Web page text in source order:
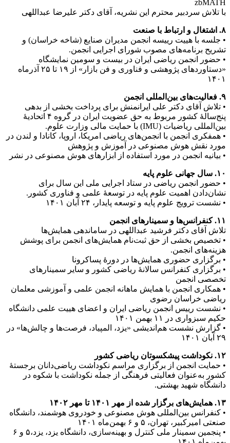
zbMATH
با تلاش سردبیر محترم این نشریه، آقای دکتر علیرضا عبداللهی
۸. اشتغال و ارتباط با صنعت
• جلسه با هییت رییسه انجمن مدیران صنایع (شاخه خراسان) و
تشریح برنامه‌های مصوب شورای اجرایی انجمن.
• حضور انجمن ریاضی ایران در بیست و سومین نمایشگاه
«دستاوردهای پژوهشی و فناوری و فن بازار» از ۱۹ تا ۲۵ آذرماه
۱۴۰۱
۹. فعالیت‌های بین‌المللی انجمن
• تلاش آقای دکتر علی ایرانمنش برای پرداخت بخشی از بدهی
پنج‌سالۀ کشور مربوط به حق عضویت ایران در گروه ۴ اتحادیۀ
بین‌المللی ریاضیات (IMU) با حمایت مالی وزارت علوم.
• همفکری انجمن با انجمن‌های ریاضی امریکا، اروپا، کانادا و لندن در
مورد نقش هوش مصنوعی در آموزش و پژوهش
• بیانیه انجمن در مورد استفاده از ابزارهای هوش مصنوعی در نشر
۱۰. سال جهانی علوم پایه
• حضور انجمن ریاضی در ستاد اجرایی ملی این سال برای
نشان‌دادن اهمیت علوم پایه در توسعۀ علمی و فناوری کشور.
• نشست ترویج علوم پایه و توسعه پایدار، ۲۴ آبان ۱۴۰۱
۱۱. کنفرانس‌ها و سمینارهای انجمن
تلاش آقای دکتر فرشید عبداللهی در ساماندهی همایش‌ها
• تخصیص بخشی از حق ثبت‌نام همایش‌های انجمن برای پوشش
هزینه‌های انجمن.
• برگزاری حضوری همایش‌ها در دورۀ پساکرونا
• برگزاری کنفرانس سالانۀ ریاضی کشور و سایر سمینارهای
تخصصی انجمن
• همکاری انجمن با همایش ماهانه انجمن علمی و آموزشی معلمان
ریاضی خراسان رضوی
• نشست رییس انجمن ریاضی ایران و اعضای هییت علمی دانشگاه
حکیم سبزواری در ۱۱ بهمن ۱۴۰۱
• گزارش نشست هم‌اندیشی «یزد، المپیاد، فرصت‌ها و چالش‌ها» در
۲۹ آبان ۱۴۰۱
۱۲. نکوداشت پیشکسوتان ریاضی کشور
• حمایت انجمن از برگزاری مراسم نکوداشت ریاضی‌دانان برجستۀ
کشور به‌عنوان فعالیتی فرهنگی از جمله نکوداشت با شکوه در
دانشگاه شهید بهشتی.
۱۳. همایش‌های برگزار شده از مهر ۱۴۰۱ تا مهر ۱۴۰۲
• کنفرانس بین‌المللی هوش مصنوعی و خودروی هوشمند، دانشگاه
صنعتی امیرکبیر، تهران، ۵ و ۶ بهمن‌ماه ۱۴۰۱
• پنجمین سمینار ملی کنترل و بهینه‌سازی، دانشگاه یزد، یزد،۵ و ۶